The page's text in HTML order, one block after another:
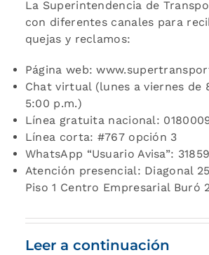
La Superintendencia de
con diferentes canales para
quejas y reclamos:
Página web:
Chat virtual (lunes a viernes de
5:00 p.m.)
Línea gratuita nacional:
Línea corta: #767 opción 3
WhatsApp “Usuario Avisa”:
Atención presencial: Diagonal
Piso 1 Centro Empresarial Buró
Leer a continuación